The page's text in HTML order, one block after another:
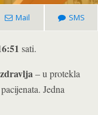
Mail SMS
sati.
– u protekla
Jedna